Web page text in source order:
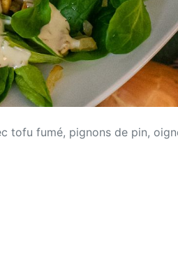
tofu fumé, pignons de pin,